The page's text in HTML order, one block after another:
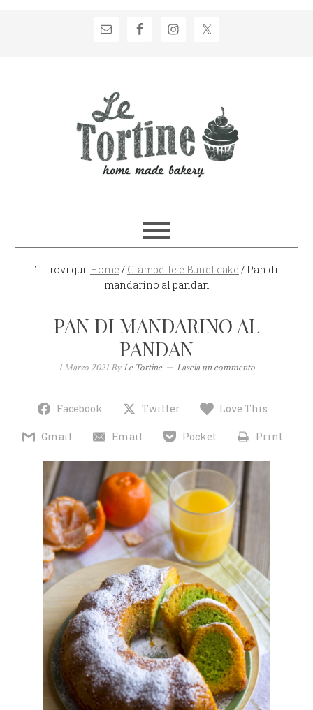
Ti trovi qui: Home / Ciambelle e Bundt cake / Pan di
mandarino al pandan
PAN DI MANDARINO AL
PANDAN
1 Marzo 2021ByLe Tortine Lascia un commento
Facebook Twitter Love This
Gmail Email Pocket Print